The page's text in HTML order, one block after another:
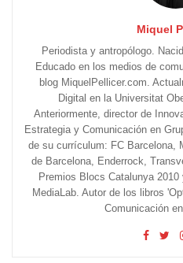
Miquel
Periodista y antropólogo.
Educado en los medios de
blog MiquelPellicer.com.
Digital en la Universitat
Anteriormente, director de
Estrategia y Comunicación en
de su currículum: FC Barcelona,
de Barcelona, Enderrock,
Premios Blocs Catalunya
MediaLab. Autor de los libros
Comunicación